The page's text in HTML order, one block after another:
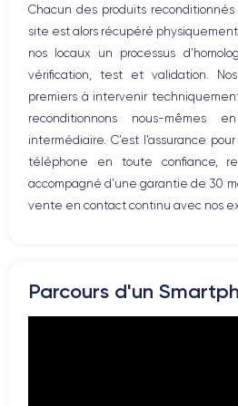
48 Mpx 12
Résolution vidéo
4K - 3840 x 2160 px Oui,
Batterie
Réseau mobile
5G
Vibreur
Prise USB
Chacun des produits
site est alors récupéré
nos locaux un processus
vérification, test et validation.
premiers à intervenir
reconditionnons nous-mêmes
intermédiaire. C’est l’assurance
téléphone en toute confiance,
accompagné d’une garantie de 30
vente en contact continu avec nos
Parcours d'un